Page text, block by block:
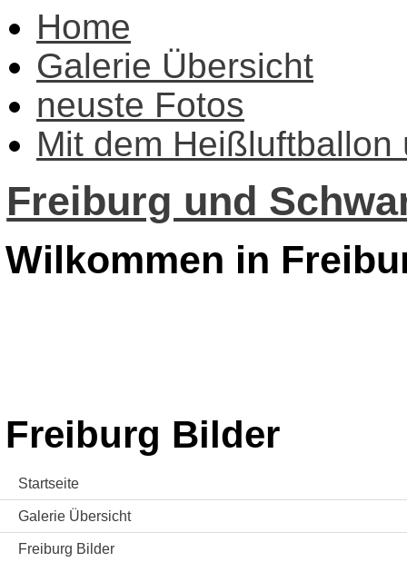
Home
Galerie Übersicht
neuste Fotos
Mit dem Heißluftballon
Freiburg und
Wilkommen in
Freiburg Bilder
Startseite
Galerie Übersicht
Freiburg Bilder